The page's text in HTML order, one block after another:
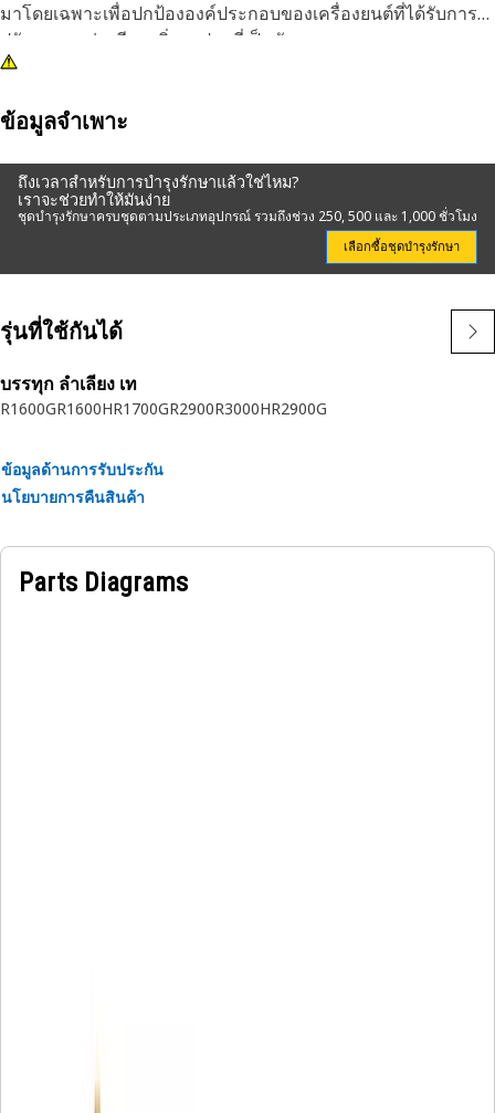
มาโดยเฉพาะเพื่อปกป้ององค์ประกอบของเครื่องยนต์ที่ได้รับการ
ปรับจูนมาอย่างดีจากสิ่งสกปรกที่เป็นอันตราย
ข้อมูลจำเพาะ
ถึงเวลาสำหรับการบำรุงรักษาแล้วใช่ไหม?
เราจะช่วยทำให้มันง่าย
ชุดบำรุงรักษาครบชุดตามประเภทอุปกรณ์ รวมถึงช่วง 250, 500 และ 1,000 ชั่วโมง
เลือกซื้อชุดบำรุงรักษา
รุ่นที่ใช้กันได้
บรรทุก ลำเลียง เท
R1600GR1600HR1700GR2900R3000HR2900G
ข้อมูลด้านการรับประกัน
นโยบายการคืนสินค้า
Parts Diagrams